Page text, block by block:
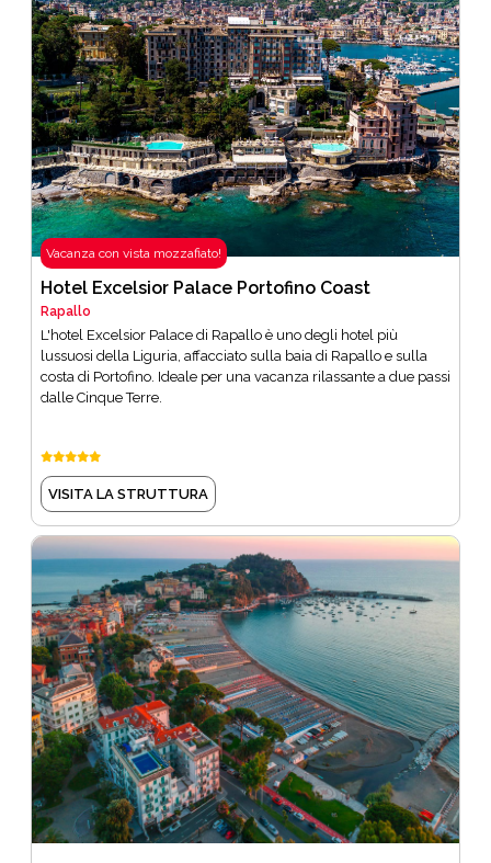
Vacanza con vista mozzafiato!
Hotel Excelsior Palace Portofino Coast
Rapallo
L'hotel Excelsior Palace di Rapallo è uno degli hotel più
lussuosi della Liguria, affacciato sulla baia di Rapallo e sulla
costa di Portofino. Ideale per una vacanza rilassante a due passi
dalle Cinque Terre.
VISITA LA STRUTTURA